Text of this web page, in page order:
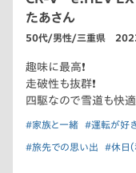
たあさん
50代/男性/三重県
趣味に最高❗️
走破性も抜群❗️
四駆なので雪道も快適
#家族と一緒 #運転が好
#旅先での思い出 #休日（